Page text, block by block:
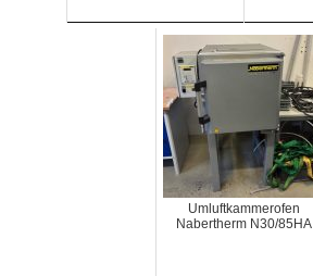
Umluftkammerofen
Nabertherm N30/85HA